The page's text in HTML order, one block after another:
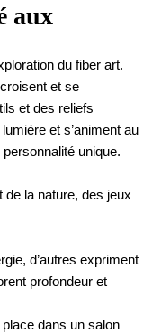
aux
du fiber art.
et se
et des reliefs
et s’animent au
unique.
de la nature, des jeux
d’autres expriment
profondeur et
dans un salon